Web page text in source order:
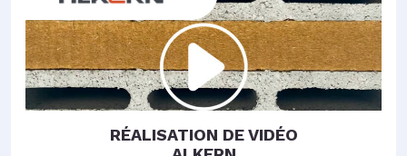
RÉALISATION DE VIDÉO